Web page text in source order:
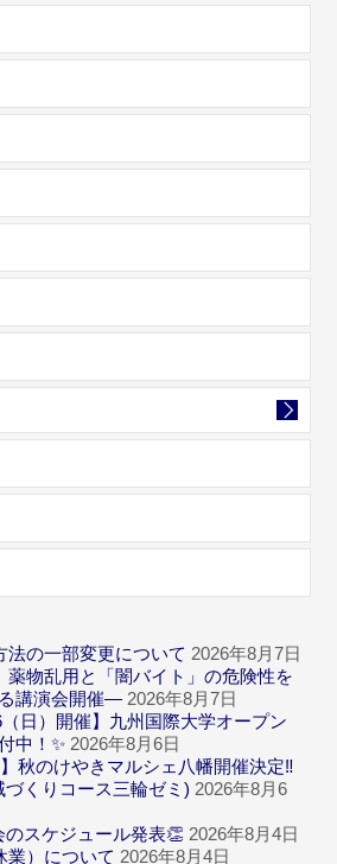
法の一部変更について 2026年8月7日
薬物乱用と「闇バイト」の危険性を
講演会開催― 2026年8月7日
（日）開催】九州国際大学オープン
中！✨ 2026年8月6日
秋のけやきマルシェ八幡開催決定‼
づくりコース三輪ゼミ) 2026年8月6
のスケジュール発表👏 2026年8月4日
業）について 2026年8月4日